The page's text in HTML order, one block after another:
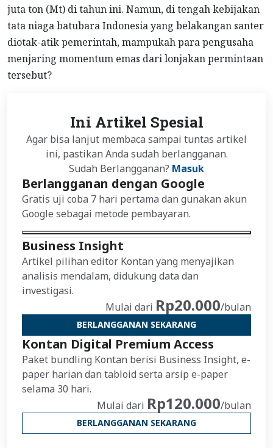
juta ton (Mt) di tahun ini. Namun, di tengah kebijakan
tata niaga batubara Indonesia yang belakangan santer
diotak-atik pemerintah, mampukah para pengusaha
menjaring momentum emas dari lonjakan permintaan
tersebut?
Ini Artikel Spesial
Agar bisa lanjut membaca sampai tuntas artikel
ini, pastikan Anda sudah berlangganan.
Sudah Berlangganan? Masuk
Berlangganan dengan Google
Gratis uji coba 7 hari pertama dan gunakan akun
Google sebagai metode pembayaran.
Business Insight
Artikel pilihan editor Kontan yang menyajikan
analisis mendalam, didukung data dan
investigasi.
Mulai dari Rp20.000/bulan
BERLANGGANAN SEKARANG
Kontan Digital Premium Access
Paket bundling Kontan berisi Business Insight, e-
paper harian dan tabloid serta arsip e-paper
selama 30 hari.
Mulai dari Rp120.000/bulan
BERLANGGANAN SEKARANG